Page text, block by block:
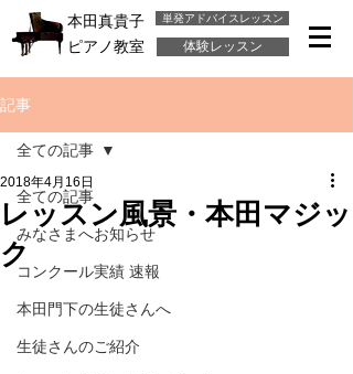
単発アドバイスレッスン
本田真貴子
ピアノ教室
体験レッスン
記事
全ての記事
みなさまへお知らせ
コンクール実績 速報
本田門下の生徒さんへ
生徒さんのご紹介
全ての記事
レッスン風景・本田マジッ
ク
2018年4月16日